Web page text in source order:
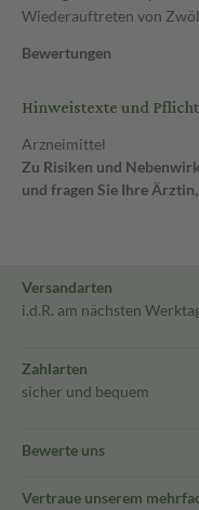
Wiederauftreten von
Bewertungen
Hinweistexte und
Arzneimittel
Zu Risiken und
und fragen Sie Ihre
Versandarten
i.d.R. am nächsten
Zahlarten
sicher und bequem
Bewerte uns
Vertraue unserem